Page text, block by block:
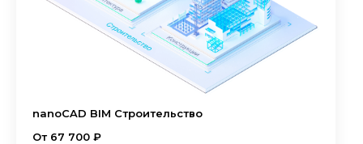
nanoCAD BIM Строительство
От 67 700 ₽